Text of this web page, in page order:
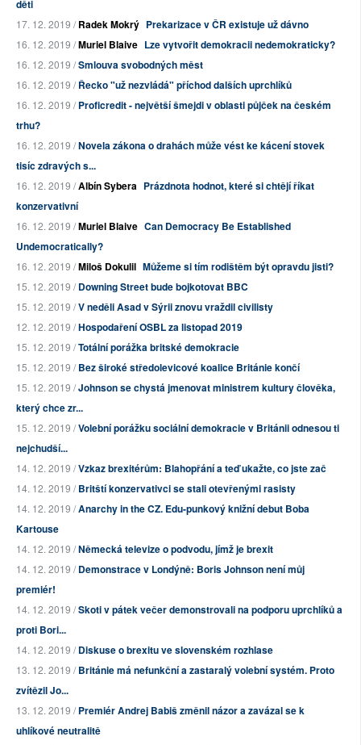
děti
17. 12. 2019 /Radek Mokrý Prekarizace v ČR existuje už dávno
16. 12. 2019 /Muriel Blaive Lze vytvořit demokracii nedemokraticky?
16. 12. 2019 /Smlouva svobodných měst
16. 12. 2019 /Řecko "už nezvládá" příchod dalších uprchlíků
16. 12. 2019 /Proficredit - největší šmejdi v oblasti půjček na českém
trhu?
16. 12. 2019 /Novela zákona o drahách může vést ke kácení stovek
tisíc zdravých s...
16. 12. 2019 /Albín Sybera Prázdnota hodnot, které si chtějí říkat
konzervativní
16. 12. 2019 /Muriel Blaive Can Democracy Be Established
Undemocratically?
16. 12. 2019 /Miloš Dokulil Můžeme si tím rodištěm být opravdu jisti?
15. 12. 2019 /Downing Street bude bojkotovat BBC
15. 12. 2019 /V neděli Asad v Sýrii znovu vraždil civilisty
12. 12. 2019 /Hospodaření OSBL za listopad 2019
15. 12. 2019 /Totální porážka britské demokracie
15. 12. 2019 /Bez široké středolevicové koalice Británie končí
15. 12. 2019 /Johnson se chystá jmenovat ministrem kultury člověka,
který chce zr...
15. 12. 2019 /Volební porážku sociální demokracie v Británii odnesou ti
nejchudší...
14. 12. 2019 /Vzkaz brexitérům: Blahopřání a teď ukažte, co jste zač
14. 12. 2019 /Britští konzervativci se stali otevřenými rasisty
14. 12. 2019 /Anarchy in the CZ. Edu-punkový knižní debut Boba
Kartouse
14. 12. 2019 /Německá televize o podvodu, jímž je brexit
14. 12. 2019 /Demonstrace v Londýně: Boris Johnson není můj
premiér!
14. 12. 2019 /Skoti v pátek večer demonstrovali na podporu uprchlíků a
proti Bori...
14. 12. 2019 /Diskuse o brexitu ve slovenském rozhlase
13. 12. 2019 /Británie má nefunkční a zastaralý volební systém. Proto
zvítězil Jo...
13. 12. 2019 /Premiér Andrej Babiš změnil názor a zavázal se k
uhlíkové neutralitě